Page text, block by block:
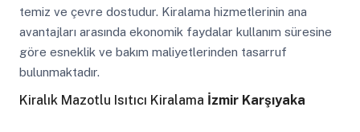
temiz ve çevre dostudur. Kiralama hizmetlerinin ana
avantajları arasında ekonomik faydalar kullanım süresine
göre esneklik ve bakım maliyetlerinden tasarruf
bulunmaktadır.
Kiralık Mazotlu Isıtıcı Kiralama İzmir Karşıyaka